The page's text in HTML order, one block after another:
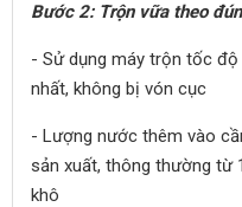
Bước 2: Trộn vữa theo
- Sử dụng máy trộn tốc
nhất, không bị vón cục
- Lượng nước thêm vào
sản xuất, thông thường từ
khô